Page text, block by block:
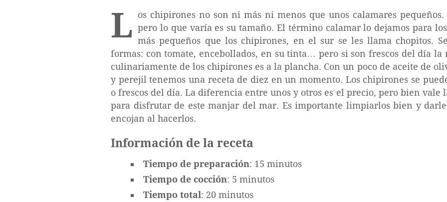
L os chipirones no son ni más ni menos que unos calamares
pero lo que varía es su tamaño. El término calamar lo dejamos para
más pequeños que los chipirones, en el sur se les llama chopitos.
formas: con tomate, encebollados, en su tinta… pero si son frescos del día
culinariamente de los chipirones es a la plancha. Con un poco de aceite de
y perejil tenemos una receta de diez en un momento. Los chipirones se
o frescos del día. La diferencia entre unos y otros es el precio, pero bien vale
para disfrutar de este manjar del mar. Es importante limpiarlos bien y
encojan al hacerlos.
Información de la receta
Tiempo de preparación: 15 minutos
Tiempo de cocción: 5 minutos
Tiempo total: 20 minutos